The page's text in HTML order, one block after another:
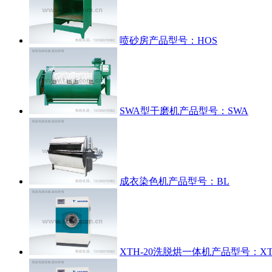
喷砂房产品型号：HOS
SWA型干磨机产品型号：SWA
成衣染色机产品型号：BL
XTH-20洗脱烘一体机产品型号：